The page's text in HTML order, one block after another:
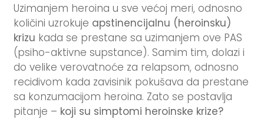
Uzimanjem heroina u sve većoj meri, odnosno
količini uzrokuje apstinencijalnu (heroinsku)
krizu kada se prestane sa uzimanjem ove PAS
(psiho-aktivne supstance). Samim tim, dolazi i
do velike verovatnoće za relapsom, odnosno
recidivom kada zavisinik pokušava da prestane
sa konzumacijom heroina. Zato se postavlja
pitanje – koji su simptomi heroinske krize?